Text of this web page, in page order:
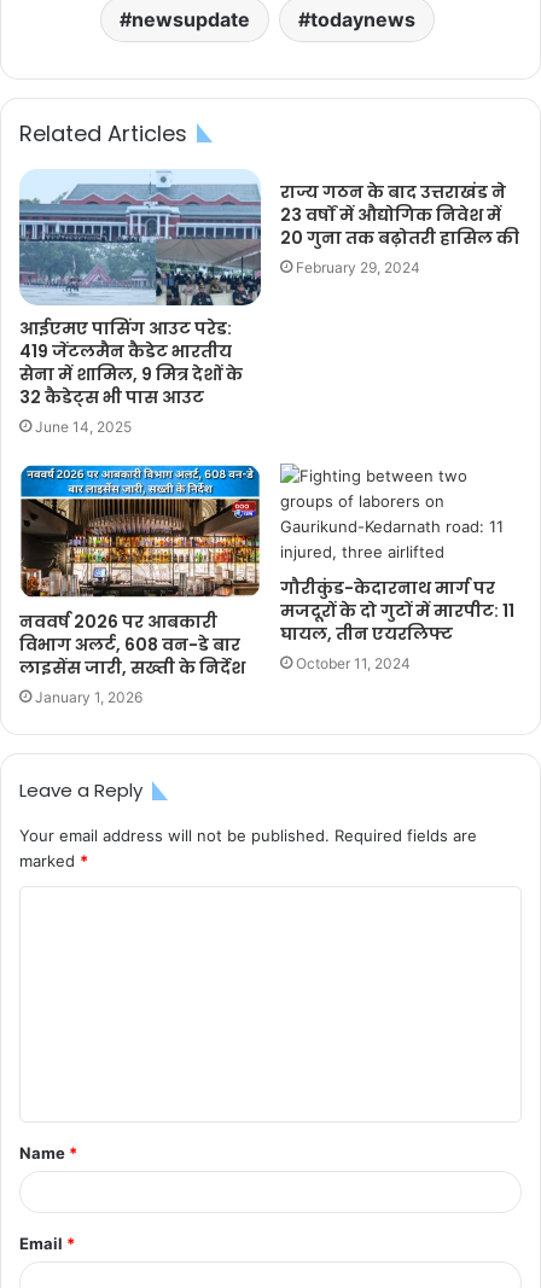
newsupdate todaynews
Related Articles
आईएमए पासिंग आउट परेड:
419 जेंटलमैन कैडेट भारतीय
सेना में शामिल, 9 मित्र देशों के
32 कैडेट्स भी पास आउट
June 14, 2025
राज्य गठन के बाद उत्तराखंड ने
23 वर्षों में औद्योगिक निवेश में
20 गुना तक बढ़ोतरी हासिल की
February 29, 2024
नववर्ष 2026 पर आबकारी
विभाग अलर्ट, 608 वन-डे बार
लाइसेंस जारी, सख्ती के निर्देश
January 1, 2026
गौरीकुंड-केदारनाथ मार्ग पर
मजदूरों के दो गुटों में मारपीट: 11
घायल, तीन एयरलिफ्ट
October 11, 2024
Leave a Reply
Your email address will not be published. Required fields are
marked *
t
*
Name *
Email *